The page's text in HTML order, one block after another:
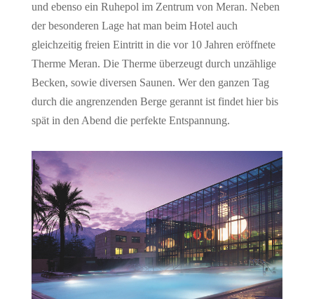
und ebenso ein Ruhepol im Zentrum von Meran. Neben
der besonderen Lage hat man beim Hotel auch
gleichzeitig freien Eintritt in die vor 10 Jahren eröffnete
Therme Meran. Die Therme überzeugt durch unzählige
Becken, sowie diversen Saunen. Wer den ganzen Tag
durch die angrenzenden Berge gerannt ist findet hier bis
spät in den Abend die perfekte Entspannung.